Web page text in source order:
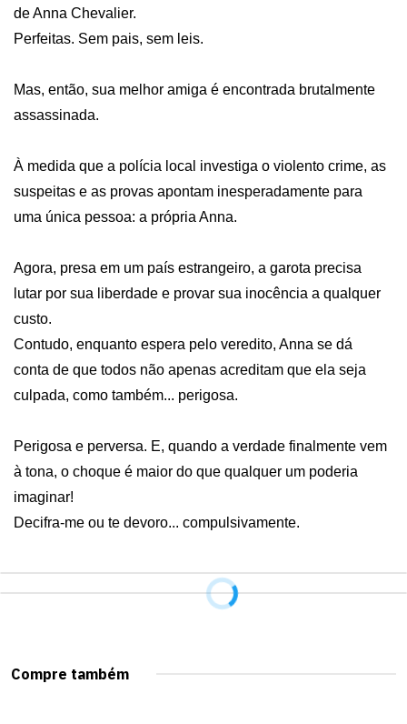
de Anna Chevalier.
Perfeitas. Sem pais, sem leis.
Mas, então, sua melhor amiga é encontrada brutalmente
assassinada.
À medida que a polícia local investiga o violento crime, as
suspeitas e as provas apontam inesperadamente para
uma única pessoa: a própria Anna.
Agora, presa em um país estrangeiro, a garota precisa
lutar por sua liberdade e provar sua inocência a qualquer
custo.
Contudo, enquanto espera pelo veredito, Anna se dá
conta de que todos não apenas acreditam que ela seja
culpada, como também... perigosa.
Perigosa e perversa. E, quando a verdade finalmente vem
à tona, o choque é maior do que qualquer um poderia
imaginar!
Decifra-me ou te devoro... compulsivamente.
Compre também